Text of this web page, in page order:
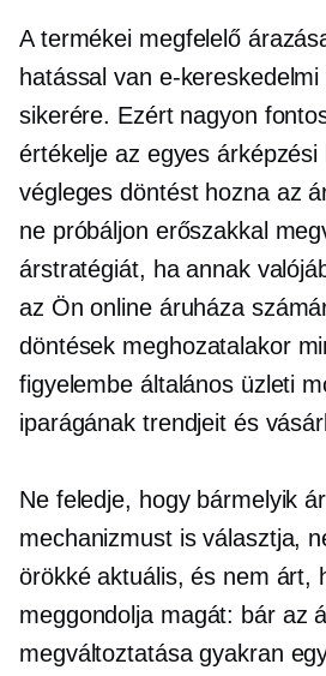
A termékei megfelelő
hatással van e-
sikerére. Ezért nagyon
értékelje az egyes
végleges döntést hozna az
ne próbáljon erőszakkal
árstratégiát, ha annak
az Ön online áruháza
döntések meghozatalakor
figyelembe általános üzleti
iparágának trendjeit és
Ne feledje, hogy bármelyik
mechanizmust is választja,
örökké aktuális, és nem árt,
meggondolja magát: bár az
megváltoztatása gyakran